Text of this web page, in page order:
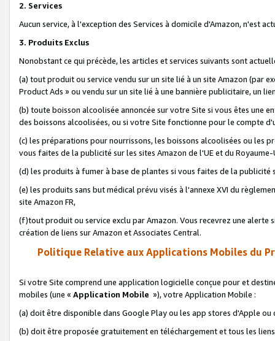
2. Services
Aucun service, à l'exception des Services à domicile d'Amazon, n'est
3. Produits Exclus
Nonobstant ce qui précède, les articles et services suivants sont
(a) tout produit ou service vendu sur un site lié à un site Amazon (par
Product Ads » ou vendu sur un site lié à une bannière publicitaire, un
(b) toute boisson alcoolisée annoncée sur votre Site si vous êtes une
des boissons alcoolisées, ou si votre Site fonctionne pour le compte
(c) les préparations pour nourrissons, les boissons alcoolisées ou les
vous faites de la publicité sur les sites Amazon de l'UE et du Royaume-
(d) les produits à fumer à base de plantes si vous faites de la publicité
(e) les produits sans but médical prévu visés à l'annexe XVI du
site Amazon FR,
(f)tout produit ou service exclu par Amazon. Vous recevrez une alerte
création de liens sur Amazon et Associates Central.
Politique Relative aux Applications Mobiles du
Si votre Site comprend une application logicielle conçue pour et
mobiles (une « Application Mobile »), votre Application Mobile :
(a) doit être disponible dans Google Play ou les app stores d'Apple ou
(b) doit être proposée gratuitement en téléchargement et tous les